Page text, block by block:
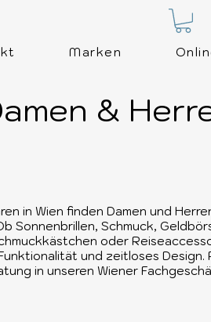
Marken
&
in Wien finden Damen und
Sonnenbrillen, Schmuck,
oder
und zeitloses Design.
in unseren Wiener